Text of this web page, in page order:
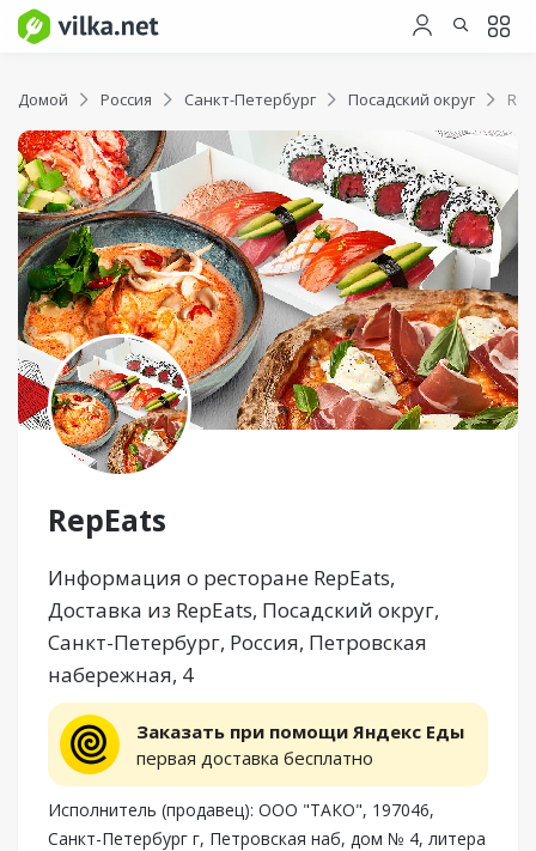
Домой Россия Санкт-Петербург Посадский округ
RepEats
Информация о ресторане RepEats,
Доставка из RepEats, Посадский округ,
Санкт-Петербург, Россия, Петровская
набережная, 4
Заказать при помощи Яндекс Еды
первая доставка бесплатно
Исполнитель (продавец): ООО "ТАКО", 197046,
Санкт-Петербург г, Петровская наб, дом № 4, литера